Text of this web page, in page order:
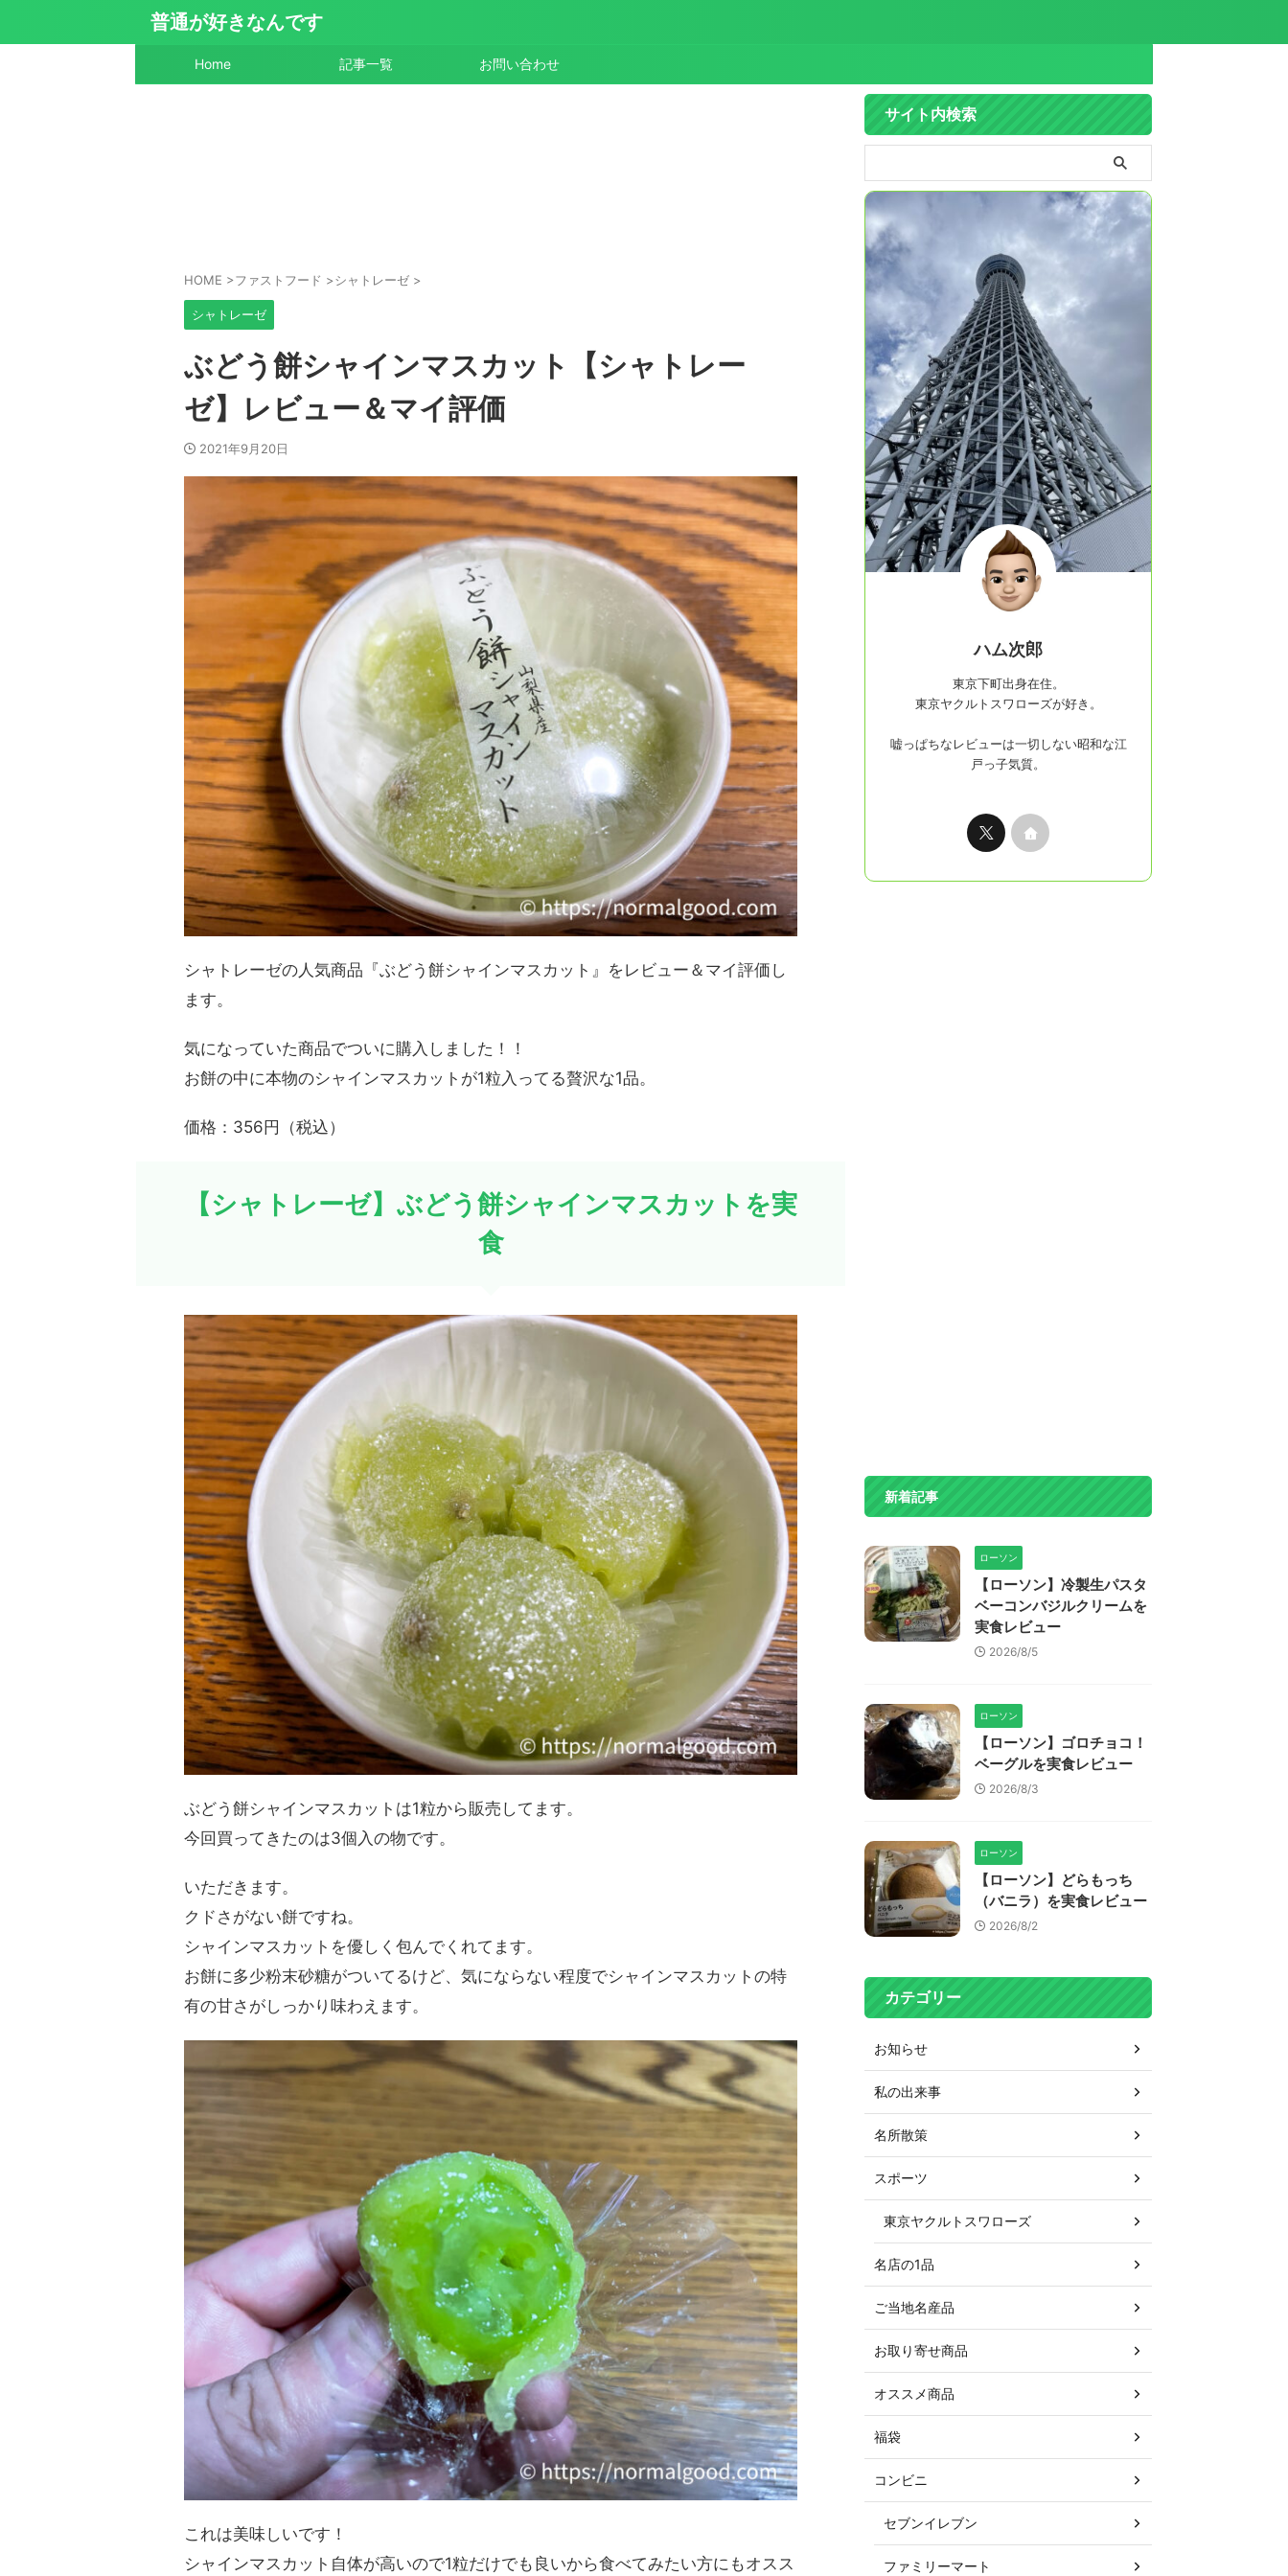
普通が好きなんです
Home 記事一覧 お問い合わせ
HOME >ファストフード >シャトレーゼ >
シャトレーゼ
ぶどう餅シャインマスカット【シャトレー
ゼ】レビュー＆マイ評価
2021年9月20日
シャトレーゼの人気商品『ぶどう餅シャインマスカット』をレビュー＆マイ評価し
ます。
気になっていた商品でついに購入しました！！
お餅の中に本物のシャインマスカットが1粒入ってる贅沢な1品。
価格：356円（税込）
【シャトレーゼ】ぶどう餅シャインマスカットを実
食
ぶどう餅シャインマスカットは1粒から販売してます。
今回買ってきたのは3個入の物です。
いただきます。
クドさがない餅ですね。
シャインマスカットを優しく包んでくれてます。
お餅に多少粉末砂糖がついてるけど、気にならない程度でシャインマスカットの特
有の甘さがしっかり味わえます。
これは美味しいです！
シャインマスカット自体が高いので1粒だけでも良いから食べてみたい方にもオスス
サイト内検索
ハム次郎
東京下町出身在住。
東京ヤクルトスワローズが好き。
嘘っぱちなレビューは一切しない昭和な江
戸っ子気質。
新着記事
ローソン
【ローソン】冷製生パスタ
ベーコンバジルクリームを
実食レビュー
2026/8/5
ローソン
【ローソン】ゴロチョコ！
ベーグルを実食レビュー
2026/8/3
ローソン
【ローソン】どらもっち
（バニラ）を実食レビュー
2026/8/2
カテゴリー
お知らせ
私の出来事
名所散策
スポーツ
東京ヤクルトスワローズ
名店の1品
ご当地名産品
お取り寄せ商品
オススメ商品
福袋
コンビニ
セブンイレブン
ファミリーマート